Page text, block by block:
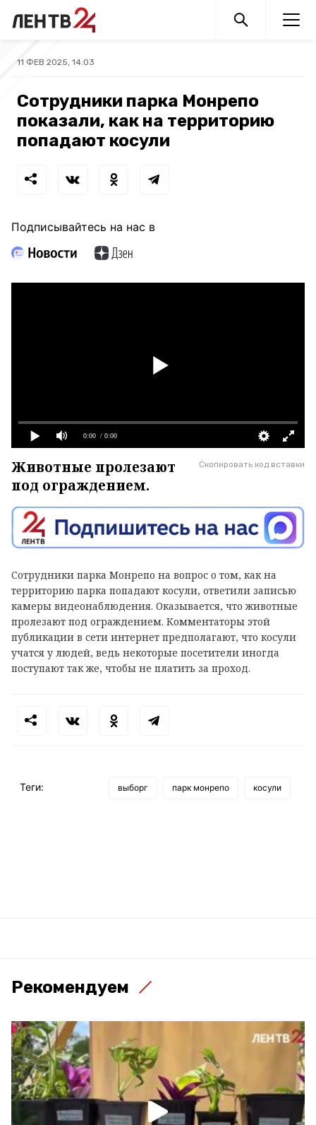
11 ФЕВ 2025, 14:03
Сотрудники парка Монрепо
показали, как на территорию
попадают косули
Подписывайтесь на нас в
0:00 / 0:00
Скопировать код вставки
Животные пролезают
под ограждением.
Сотрудники парка Монрепо на вопрос о том, как на
территорию парка попадают косули, ответили записью
камеры видеонаблюдения. Оказывается, что животные
пролезают под ограждением. Комментаторы этой
публикации в сети интернет предполагают, что косули
учатся у людей, ведь некоторые посетители иногда
поступают так же, чтобы не платить за проход.
Теги: выборг парк монрепо косули
Рекомендуем